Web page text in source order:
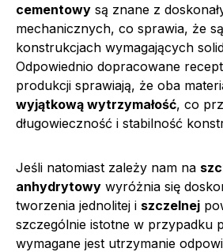
cementowy są znane z
mechanicznych, co sprawia, że
konstrukcjach wymagających
Odpowiednio dopracowane
produkcji sprawiają, że oba
wyjątkową wytrzymałość, co
długowieczność i stabilność
Jeśli natomiast zależy nam na
anhydrytowy wyróżnia się
tworzenia jednolitej i szczelnej
szczególnie istotne w przypadku
wymagane jest utrzymanie